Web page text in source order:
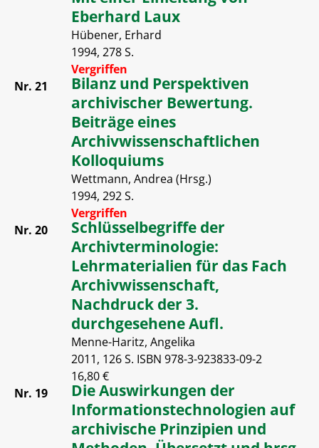
Eberhard Laux
Hübener, Erhard
1994, 278 S.
Vergriffen
Nr. 21
Bilanz und Perspektiven
archivischer Bewertung.
Beiträge eines
Archivwissenschaftlichen
Kolloquiums
Wettmann, Andrea (Hrsg.)
1994, 292 S.
Vergriffen
Nr. 20
Schlüsselbegriffe der
Archivterminologie:
Lehrmaterialien für das Fach
Archivwissenschaft,
Nachdruck der 3.
durchgesehene Aufl.
Menne-Haritz, Angelika
2011, 126 S. ISBN 978-3-923833-09-2
16,80 €
Nr. 19
Die Auswirkungen der
Informationstechnologien auf
archivische Prinzipien und